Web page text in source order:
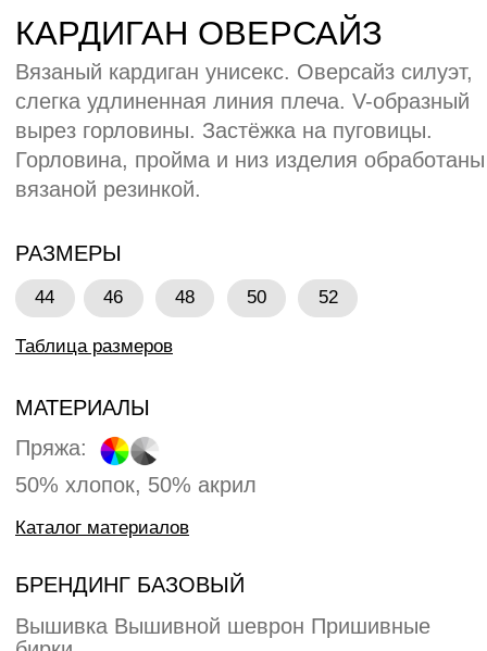
Вышивка Вышивной шеврон Пришивные
бирки
БРЕНДИНГ БАЗОВЫЙ
50% хлопок, 50% акрил
Каталог материалов
Каталог по брендингу